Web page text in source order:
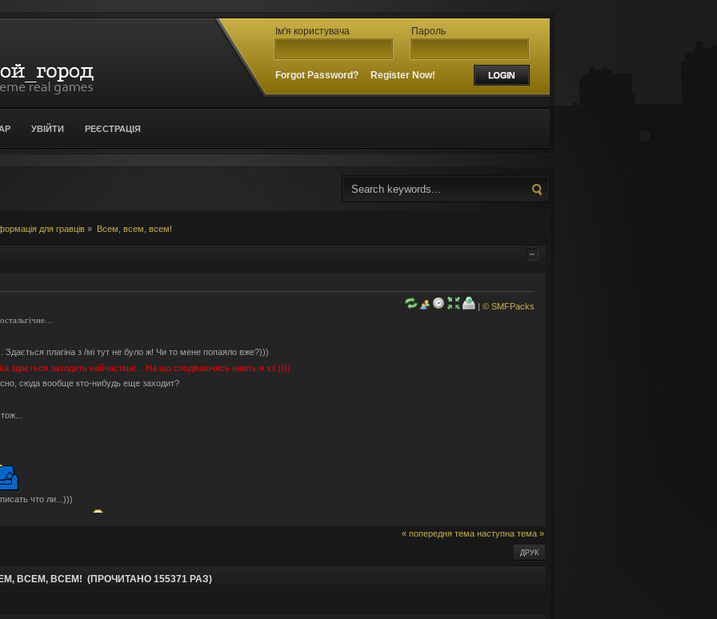
Ім'я користувача Пароль
Forgot Password? Register Now!
УВІЙТИ РЕЄСТРАЦІЯ
для гравців » Всем, всем, всем!
| © SMFPacks
Здається плагіна з /мі тут не було ж! Чи то мене попаяло вже?)))
здається заходить найчастіше... На що сподіваючись навіть я хз ))))
сюда вообще кто-нибудь еще заходит?
что ли...)))
то ностальгическое определенно есть. Было весело.
за "тим" часом і спогадами...
« попередня тема наступна тема »
ДРУК
ВСЕМ, ВСЕМ! (ПРОЧИТАНО 155371 РАЗ)